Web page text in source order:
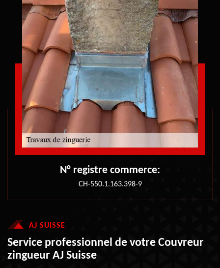
N° registre commerce:
CH-550.1.163.398-9
AJ SUISSE
Service professionnel de votre Couvreur
zingueur AJ Suisse